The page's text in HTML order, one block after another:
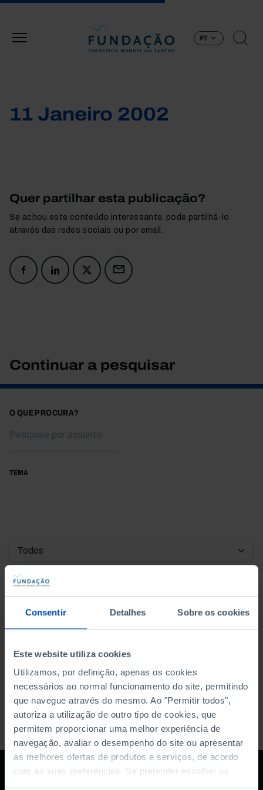
Consentir Detalhes Sobre os cookies
Este website utiliza cookies
Utilizamos, por definição, apenas os cookies
necessários ao normal funcionamento do site, permitindo
que navegue através do mesmo. Ao "Permitir todos",
autoriza a utilização de outro tipo de cookies, que
permitem proporcionar uma melhor experiência de
navegação, avaliar o desempenho do site ou apresentar
as melhores ofertas de produtos e serviços, de acordo
com as suas preferências. Se pretender escolher os
PT
11 Janeiro 2002
Quer partilhar esta publicação?
Se achou este conteúdo interessante, pode partilhá-lo
através das redes sociais ou por email.
Continuar a pesquisar
O QUE PROCURA?
TEMA
DATA DE INÍCIO
DATA DE FIM